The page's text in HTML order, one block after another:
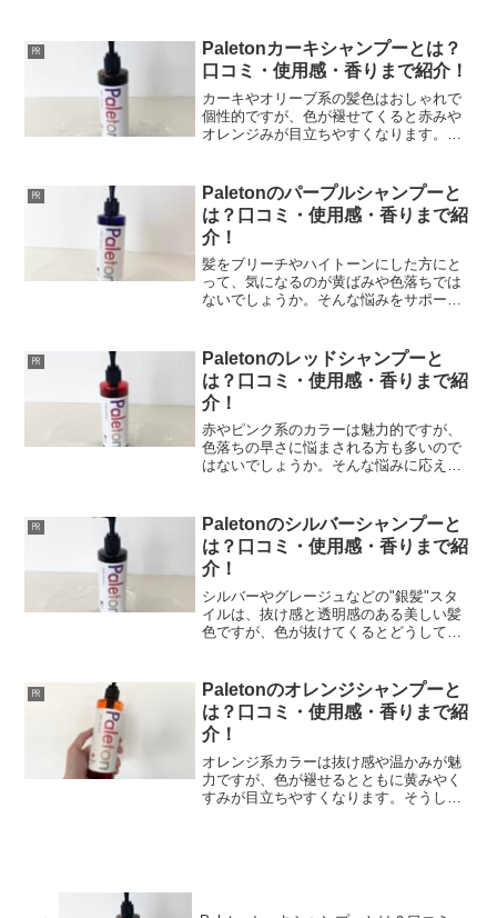
が、Paleton（パレトン）のグリーンシャ
ンプーです。この...
㏚
Paletonカーキシャンプーとは？
口コミ・使用感・香りまで紹介！
カーキやオリーブ系の髪色はおしゃれで
個性的ですが、色が褪せてくると赤みや
オレンジみが目立ちやすくなります。そ
すすめなのが、Paleton（パレトン）のカ
ーキシャンプーで...
㏚
Paletonのパープルシャンプーと
は？口コミ・使用感・香りまで紹
介！
髪をブリーチやハイトーンにした方にと
って、気になるのが黄ばみや色落ちでは
ないでしょうか。そんな悩みをサポート
シャンプーです。本記事では、Paletonパ
ープルシ...
㏚
Paletonのレッドシャンプーと
は？口コミ・使用感・香りまで紹
介！
赤やピンク系のカラーは魅力的ですが、
色落ちの早さに悩まされる方も多いので
はないでしょうか。そんな悩みに応える
シャンプーの特徴や香り、実際の使用
感、口コミ...
㏚
Paletonのシルバーシャンプーと
は？口コミ・使用感・香りまで紹
介！
シルバーやグレージュなどの"銀髪"スタ
イルは、抜け感と透明感のある美しい髪
色ですが、色が抜けてくるとどうしても
なシルバートーンをキープしたい方にお
すすめなのが、Pale...
㏚
Paletonのオレンジシャンプーと
は？口コミ・使用感・香りまで紹
介！
オレンジ系カラーは抜け感や温かみが魅
力ですが、色が褪せるとともに黄みやく
すみが目立ちやすくなります。そうした